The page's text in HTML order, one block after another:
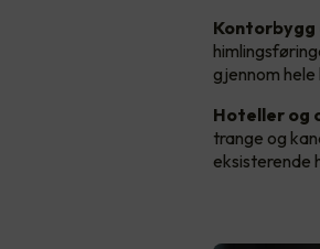
gjennom hele
Hoteller og
trange og
eksisterende